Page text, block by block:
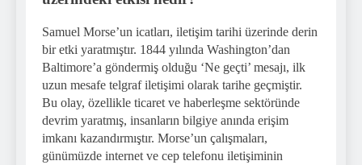
Samuel Morse’un icatları, iletişim tarihi üzerinde derin
bir etki yaratmıştır. 1844 yılında Washington’dan
Baltimore’a göndermiş olduğu ‘Ne geçti’ mesajı, ilk
uzun mesafe telgraf iletişimi olarak tarihe geçmiştir.
Bu olay, özellikle ticaret ve haberleşme sektöründe
devrim yaratmış, insanların bilgiye anında erişim
imkanı kazandırmıştır. Morse’un çalışmaları,
günümüzde internet ve cep telefonu iletişiminin